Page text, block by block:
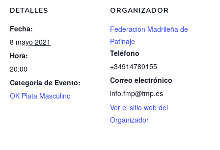
DETALLES
Fecha:
8 mayo 2021
Hora:
20:00
Categoría de Evento:
OK Plata Masculino
ORGANIZADOR
Federación Madrileña de
Patinaje
Teléfono
+34914780155
Correo electrónico
info.fmp@fmp.es
Ver el sitio web del
Organizador